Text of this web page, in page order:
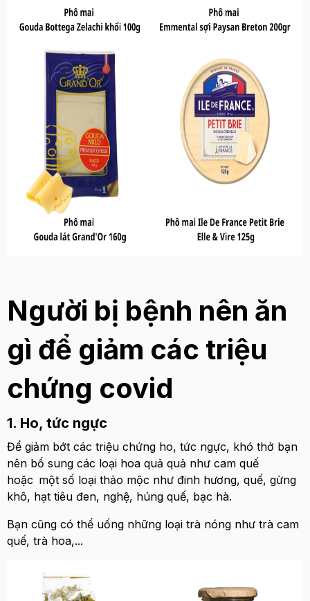
Người bị bệnh nên ăn
gì để giảm các triệu
chứng covid
1. Ho, tức ngực
Để giảm bớt các triệu chứng ho, tức ngực, khó thở bạn
nên bổ sung các loại hoa quả quả như cam quế
hoặc một số loại thảo mộc như đinh hương, quế, gừng
khô, hạt tiêu đen, nghệ, húng quế, bạc hà.
Bạn cũng có thể uống những loại trà nóng như trà cam
quế, trà hoa,...